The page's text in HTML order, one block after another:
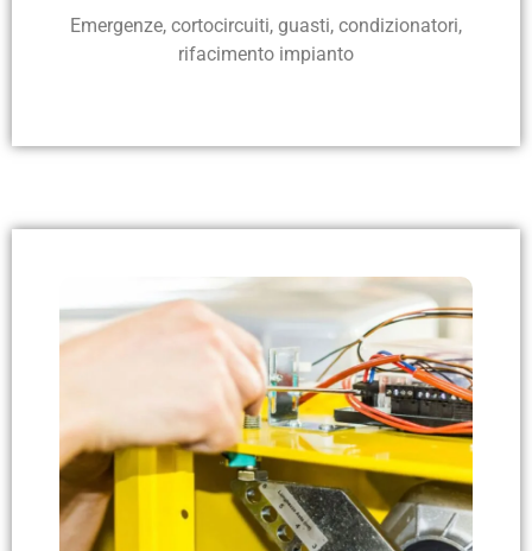
Emergenze, cortocircuiti, guasti, condizionatori,
rifacimento impianto